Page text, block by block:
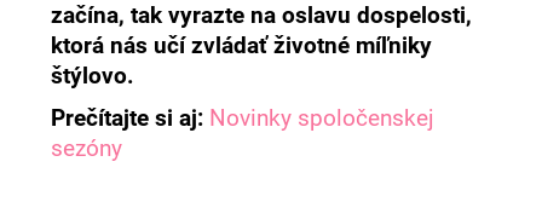
začína, tak vyrazte na oslavu dospelosti,
ktorá nás učí zvládať životné míľniky
štýlovo.
Prečítajte si aj: Novinky spoločenskej
sezóny